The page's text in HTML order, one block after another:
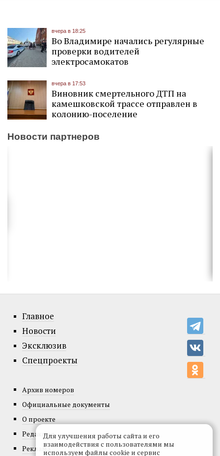
вчера в 18:25
Во Владимире начались регулярные
проверки водителей
электросамокатов
вчера в 17:53
Виновник смертельного ДТП на
камешковской трассе отправлен в
колонию-поселение
Новости партнеров
Главное
Новости
Эксклюзив
Спецпроекты
Архив номеров
Официальные документы
О проекте
Редакция
Реклама
Для улучшения работы сайта и его
взаимодействия с пользователями мы
используем файлы cookie и сервис